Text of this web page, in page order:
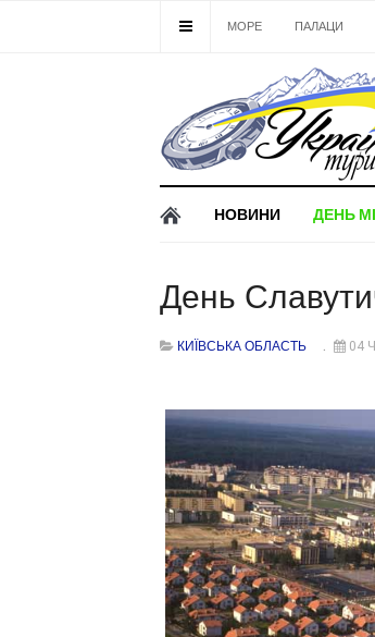
МОРЕ ПАЛАЦИ
НОВИНИ ДЕНЬ
День
КИЇВСЬКА ОБЛАСТЬ 04